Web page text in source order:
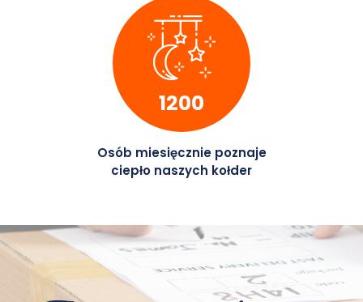
1200
Osób miesięcznie poznaje
ciepło naszych kołder